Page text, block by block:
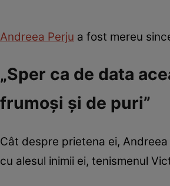
Andreea Perju a fost mereu
„Sper ca de data
frumoși și de puri”
Cât despre prietena ei,
cu alesul inimii ei, tenismenul